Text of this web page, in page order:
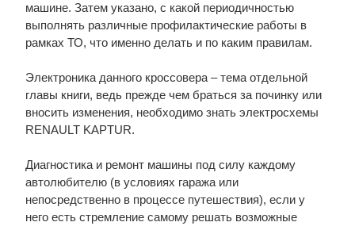
машине. Затем указано, с какой периодичностью
выполнять различные профилактические работы в
рамках ТО, что именно делать и по каким правилам.
Электроника данного кроссовера – тема отдельной
главы книги, ведь прежде чем браться за починку или
вносить изменения, необходимо знать электросхемы
RENAULT KAPTUR.
Диагностика и ремонт машины под силу каждому
автолюбителю (в условиях гаража или
непосредственно в процессе путешествия), если у
него есть стремление самому решать возможные